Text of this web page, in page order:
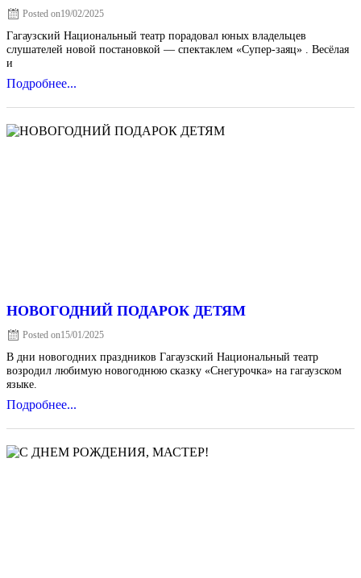
Posted on19/02/2025
Гагаузский Национальный театр порадовал юных владельцев
слушателей новой постановкой — спектаклем «Супер-заяц» . Весёлая
и
Подробнее...
НОВОГОДНИЙ ПОДАРОК ДЕТЯМ
Posted on15/01/2025
В дни новогодних праздников Гагаузский Национальный театр
возродил любимую новогоднюю сказку «Снегурочка» на гагаузском
языке.
Подробнее...